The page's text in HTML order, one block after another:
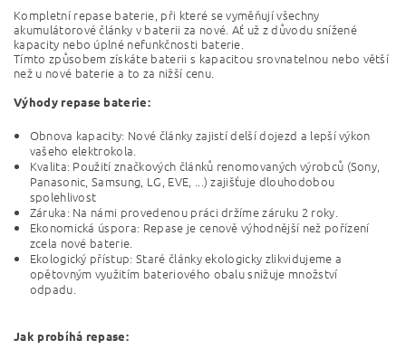
Kompletní repase baterie, při které se vyměňují všechny
akumulátorové články v baterii za nové. Ať už z důvodu snížené
kapacity nebo úplné nefunkčnosti baterie.
Tímto způsobem získáte baterii s kapacitou srovnatelnou nebo větší
než u nové baterie a to za nižší cenu.
Výhody repase baterie:
Obnova kapacity: Nové články zajistí delší dojezd a lepší výkon
vašeho elektrokola.
Kvalita: Použití značkových článků renomovaných výrobců (Sony,
Panasonic, Samsung, LG, EVE, ...) zajišťuje dlouhodobou
spolehlivost
Záruka: Na námi provedenou práci držíme záruku 2 roky.
Ekonomická úspora: Repase je cenově výhodnější než pořízení
zcela nové baterie.
Ekologický přístup: Staré články ekologicky zlikvidujeme a
opětovným využitím bateriového obalu snižuje množství
odpadu.
Jak probíhá repase: